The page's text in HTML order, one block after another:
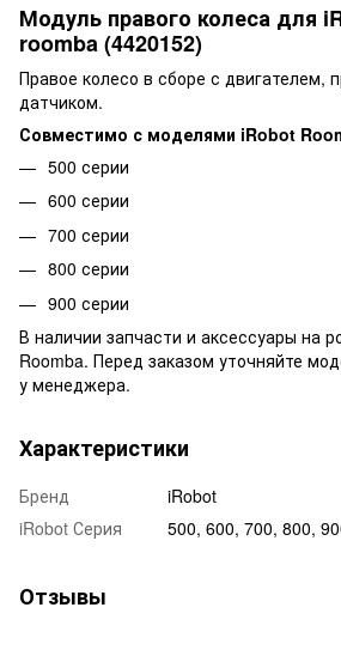
Модуль правого колеса для
roomba (4420152)
Правое колесо в сборе с двигателем,
датчиком.
Совместимо с моделями iRobot
500 серии
600 серии
700 серии
800 серии
900 серии
В наличии запчасти и аксессуары на
Roomba. Перед заказом уточняйте
у менеджера.
Характеристики
Бренд
iRobot
iRobot Серия
500, 600, 700, 800,
Отзывы